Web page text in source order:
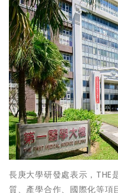
長庚大學研發處表示，THE
質、產學合作、國際化等